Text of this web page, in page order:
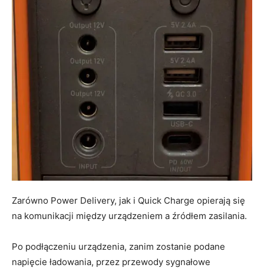
Zarówno Power Delivery, jak i Quick Charge opierają się
na komunikacji między urządzeniem a źródłem zasilania.
Po podłączeniu urządzenia, zanim zostanie podane
napięcie ładowania, przez przewody sygnałowe